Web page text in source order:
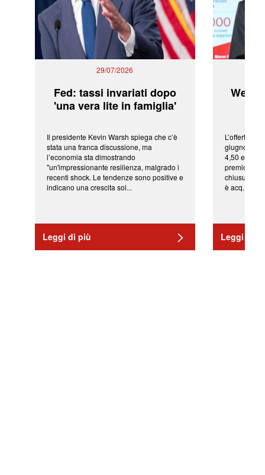
29/07/2026
Fed: tassi invariati dopo
'una vera lite in famiglia'
Il presidente Kevin Warsh spiega che c’è
stata una franca discussione, ma
l’economia sta dimostrando
"un'impressionante resilienza, malgrado i
recenti shock. Le tendenze sono positive e
indicano una crescita sol...
Leggi di più
L’offerta
giugno da
4,50 euro
premio di
chiusura
è acq...
Leggi di